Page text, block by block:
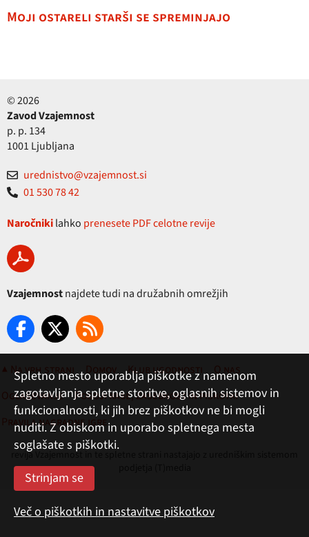
Moji ostareli starši se spreminjajo
© 2026
Zavod Vzajemnost
p. p. 134
1001 Ljubljana
urednistvo@vzajemnost.si
01 530 78 42
Naročnikilahko prenesete PDF celotne revije
Vzajemnostnajdete tudi na družabnih omrežjih
▲ Na vrh strani Domov Klub ugodnosti
O nas
Oglaševanje
Pogoji rabe, zasebnost in piškotki
Pravila nagradne igre
revija Vzajemnost in te spletne strani nastajajo z uredniškim sistemom
Spletno mesto uporablja piškotke z namenom
zagotavljanja spletne storitve, oglasnih sistemov in
funkcionalnosti, ki jih brez piškotkov ne bi mogli
nuditi. Z obiskom in uporabo spletnega mesta
soglašate s piškotki.
Več o piškotkih in nastavitve piškotkov